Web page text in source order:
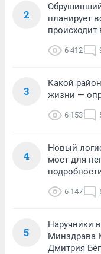
2
планирует
происходит
6 412
3
Какой
жизни —
6 153
4
Новый
мост для
6 147
5
Наручники
Минздрава
Дмитрия